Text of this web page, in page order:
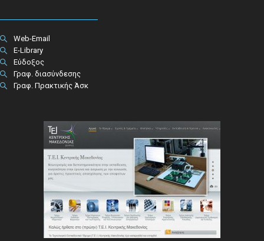
Web-Email
E-Library
Εύδοξος
Γραφ. διασύνδεσης
Γραφ. Πρακτικής Άσκ